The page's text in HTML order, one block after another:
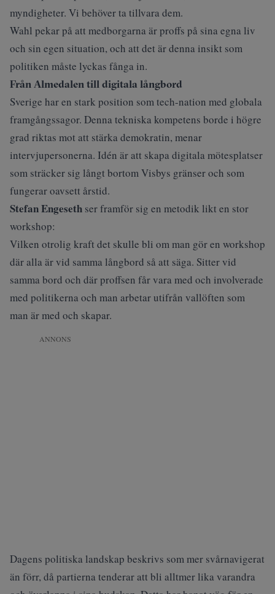
myndigheter. Vi behöver ta tillvara dem.
Wahl pekar på att medborgarna är proffs på sina egna liv
och sin egen situation, och att det är denna insikt som
politiken måste lyckas fånga in.
Från Almedalen till digitala långbord
Sverige har en stark position som tech-nation med globala
framgångssagor. Denna tekniska kompetens borde i högre
grad riktas mot att stärka demokratin, menar
intervjupersonerna. Idén är att skapa digitala mötesplatser
som sträcker sig långt bortom Visbys gränser och som
fungerar oavsett årstid.
Stefan Engeseth ser framför sig en metodik likt en stor
workshop:
Vilken otrolig kraft det skulle bli om man gör en workshop
där alla är vid samma långbord så att säga. Sitter vid
samma bord och där proffsen får vara med och involverade
med politikerna och man arbetar utifrån vallöften som
man är med och skapar.
ANNONS
Dagens politiska landskap beskrivs som mer svårnavigerat
än förr, då partierna tenderar att bli alltmer lika varandra